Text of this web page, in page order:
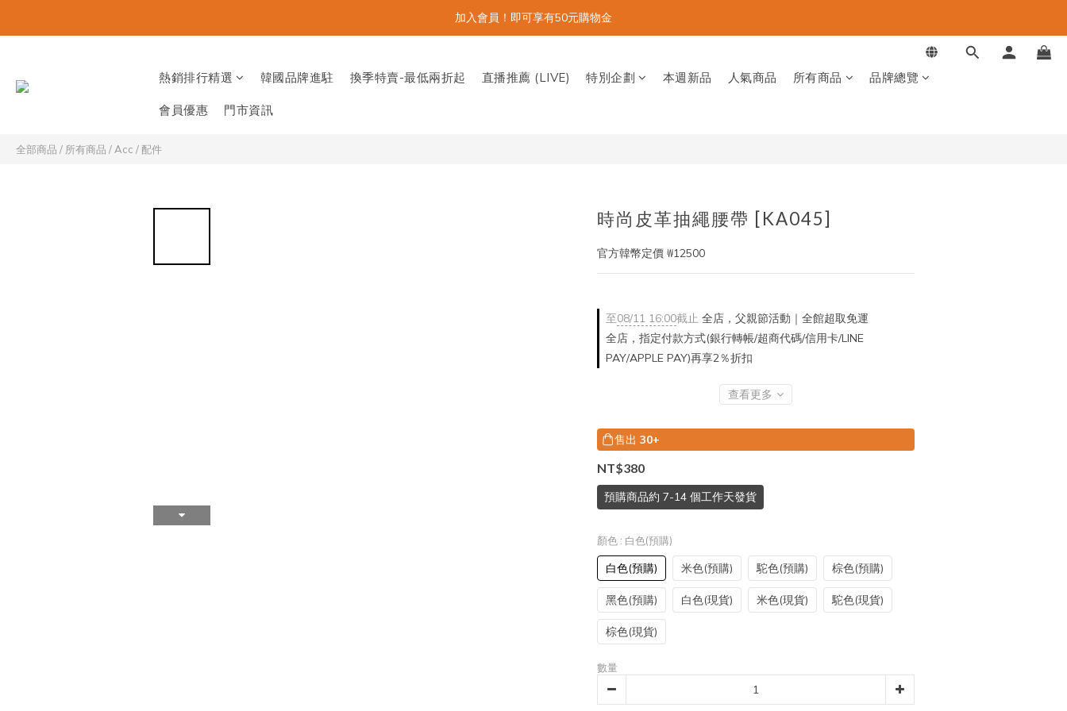
加入會員！即可享有50元購物金
熱銷排行精選 韓國品牌進駐 換季特賣-最低兩折起 直播推薦 (LIVE) 特別企劃 本週新品 人氣商品 所有商品 品牌總覽
會員優惠 門市資訊
全部商品 / 所有商品 / Acc / 配件
時尚皮革抽繩腰帶 [KA045]
官方韓幣定價 ₩12500
至08/11 16:00截止 全店，父親節活動｜全館超取免運
全店，指定付款方式(銀行轉帳/超商代碼/信用卡/LINE
PAY/APPLE PAY)再享2％折扣
查看更多
售出 30+
NT$380
預購商品約 7-14 個工作天發貨
顏色 : 白色(預購)
白色(預購) 米色(預購) 駝色(預購) 棕色(預購)
黑色(預購) 白色(現貨) 米色(現貨) 駝色(現貨)
棕色(現貨)
數量
立即購買